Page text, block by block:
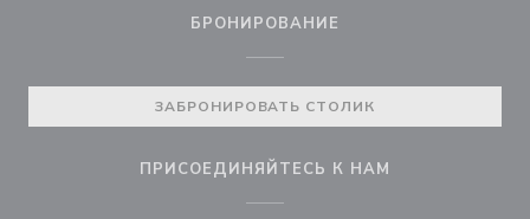
БРОНИРОВАНИЕ
ЗАБРОНИРОВАТЬ СТОЛИК
ПРИСОЕДИНЯЙТЕСЬ К НАМ